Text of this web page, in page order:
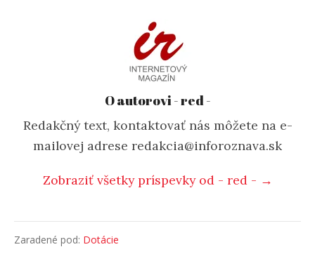
O autorovi - red -
Redakčný text, kontaktovať nás môžete na e-
mailovej adrese redakcia@inforoznava.sk
Zobraziť všetky príspevky od - red - →
Zaradené pod: Dotácie